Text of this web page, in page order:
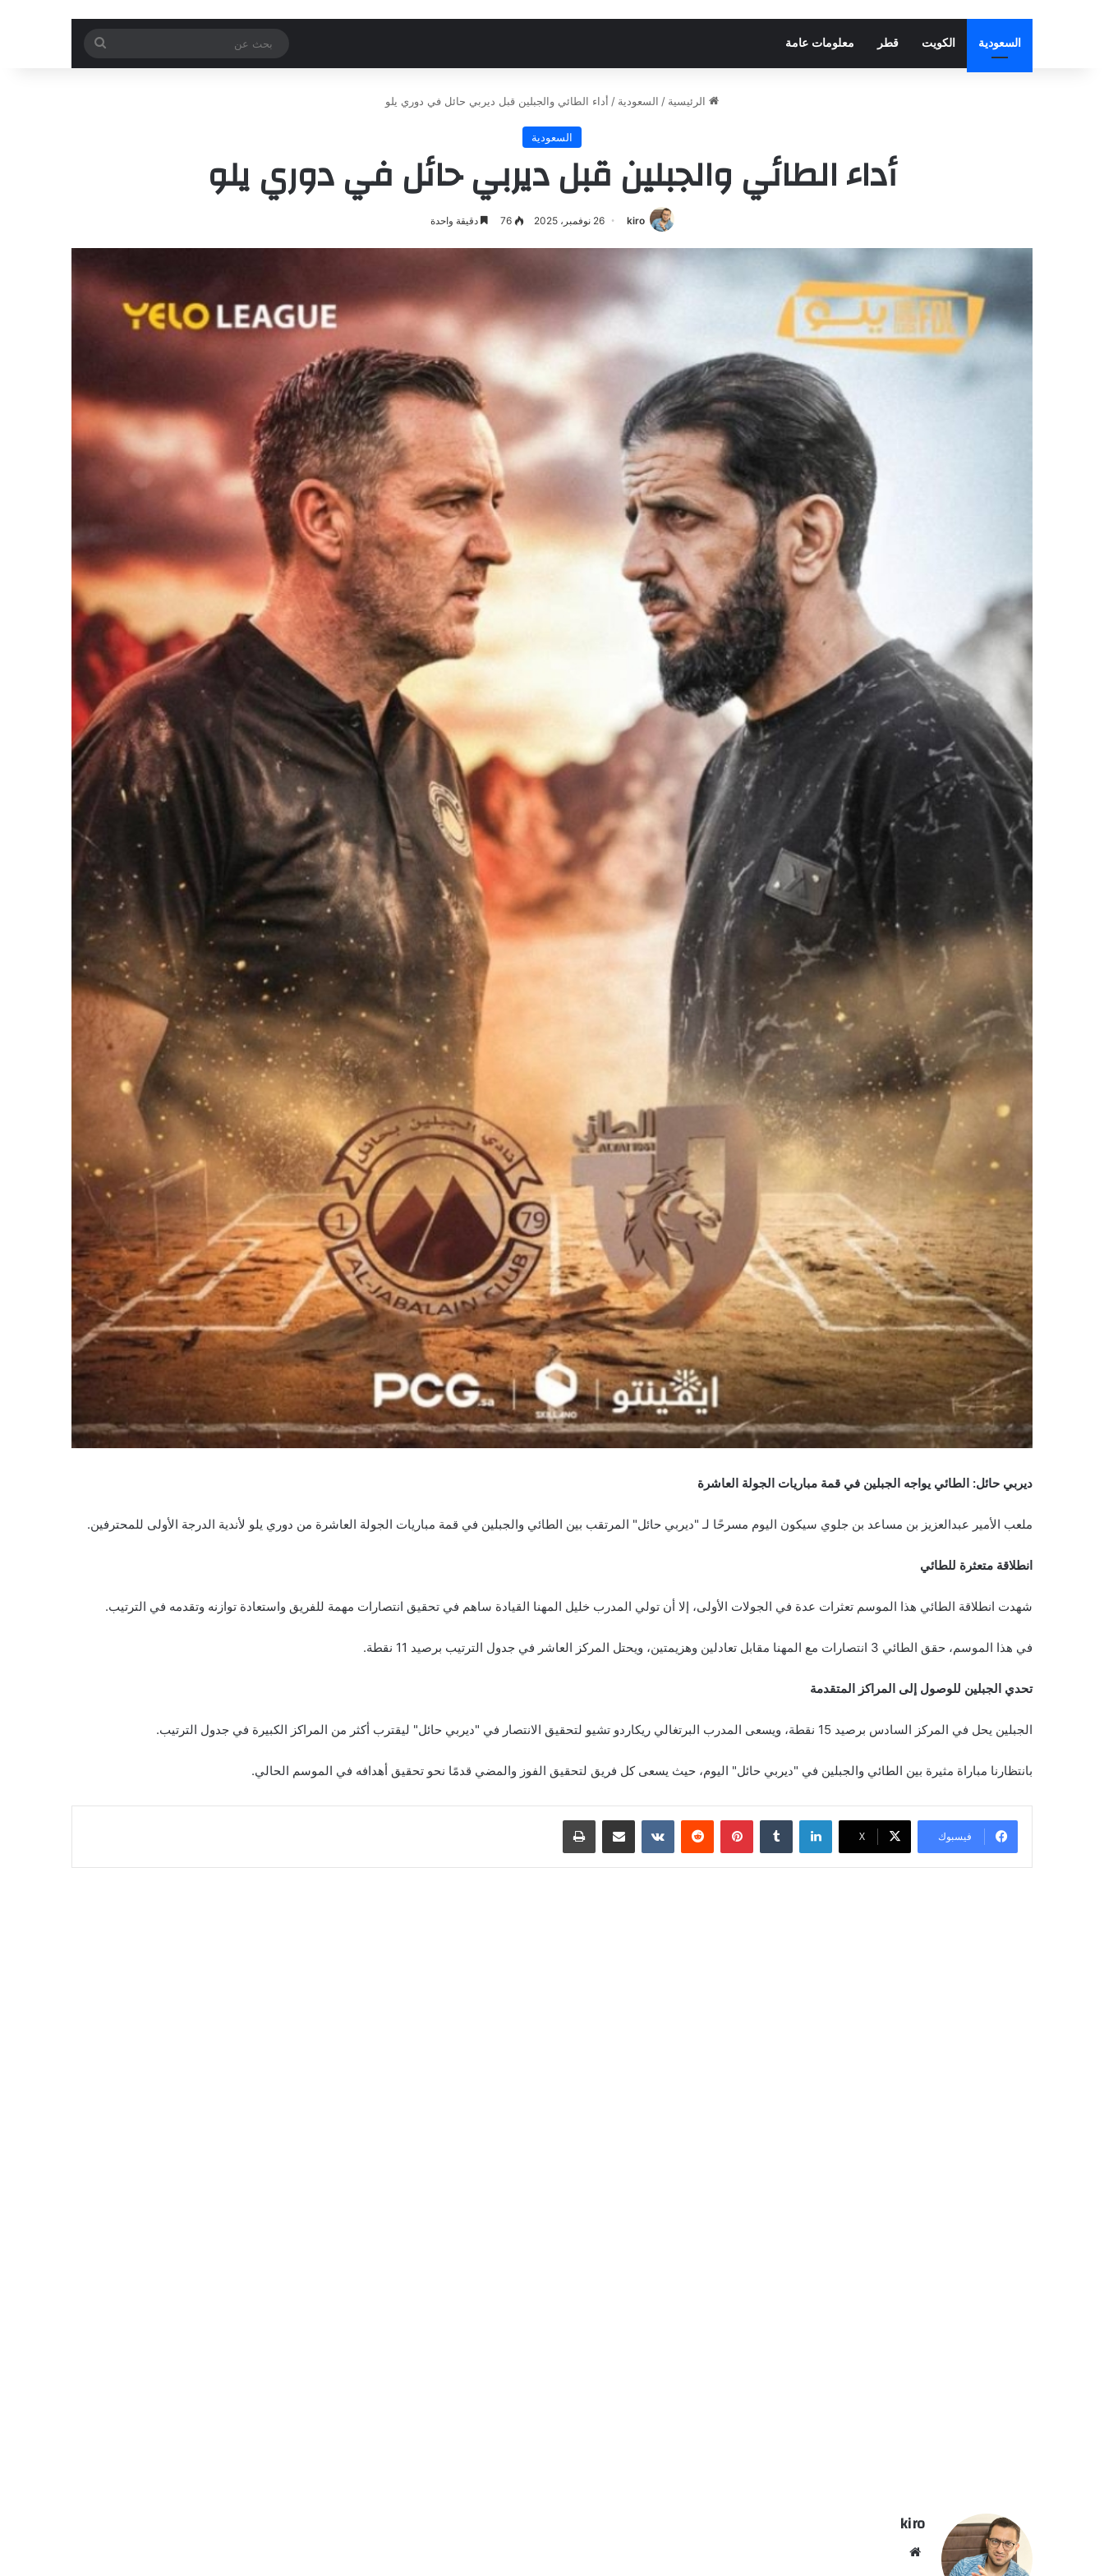
السعودية الكويت قطر معلومات عامة
عن
الرئيسية / السعودية / أداء الطائي والجبلين قبل ديربي حائل في دوري يلو
السعودية
أداء الطائي والجبلين قبل ديربي حائل في دوري يلو
kiro 26 نوفمبر، 2025 76 دقيقة واحدة
ديربي حائل: الطائي يواجه الجبلين في قمة مباريات الجولة العاشرة
ملعب الأمير عبدالعزيز بن مساعد بن جلوي سيكون اليوم مسرحًا لـ "ديربي حائل" المرتقب بين الطائي والجبلين في قمة مباريات الجولة العاشرة من دوري يلو لأندية الدرجة الأولى للمحترفين.
انطلاقة متعثرة للطائي
شهدت انطلاقة الطائي هذا الموسم تعثرات عدة في الجولات الأولى، إلا أن تولي المدرب خليل المهنا القيادة ساهم في تحقيق انتصارات مهمة للفريق واستعادة توازنه وتقدمه في الترتيب.
في هذا الموسم، حقق الطائي 3 انتصارات مع المهنا مقابل تعادلين وهزيمتين، ويحتل المركز العاشر في جدول الترتيب برصيد 11 نقطة.
تحدي الجبلين للوصول إلى المراكز المتقدمة
الجبلين يحل في المركز السادس برصيد 15 نقطة، ويسعى المدرب البرتغالي ريكاردو تشيو لتحقيق الانتصار في "ديربي حائل" ليقترب أكثر من المراكز الكبيرة في جدول الترتيب.
بانتظارنا مباراة مثيرة بين الطائي والجبلين في "ديربي حائل" اليوم، حيث يسعى كل فريق لتحقيق الفوز والمضي قدمًا نحو تحقيق أهدافه في الموسم الحالي.
فيسبوك ‫X
لينكدإن بينتيريست
kiro